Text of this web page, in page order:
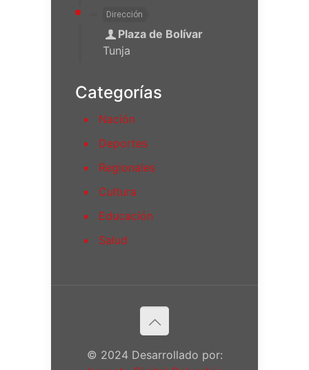
Dirección
Plaza de Bolívar
Tunja
Categorías
Nación
Deportes
Regionales
Cultura
Educación
Salud
© 2024 Desarrollado por: